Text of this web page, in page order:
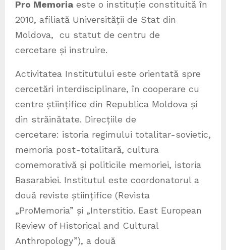
Pro Memoria este o instituție constituită în
2010, afiliată Universității de Stat din
Moldova, cu statut de centru de
cercetare și instruire.
Activitatea Institutului este orientată spre
cercetări interdisciplinare, în cooperare cu
centre științifice din Republica Moldova și
din străinătate. Direcțiile de
cercetare: istoria regimului totalitar-sovietic,
memoria post-totalitară, cultura
comemorativă și politicile memoriei, istoria
Basarabiei. Institutul este coordonatorul a
două reviste științifice (Revista
„ProMemoria” și „Interstitio. East European
Review of Historical and Cultural
Anthropology”), a două